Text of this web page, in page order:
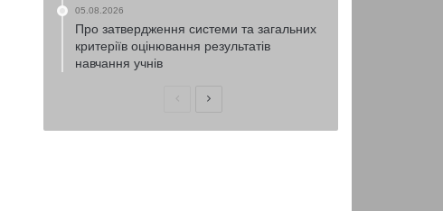
05.08.2026
Про затвердження системи та загальних
критеріїв оцінювання результатів
навчання учнів
ПопередняНаступна